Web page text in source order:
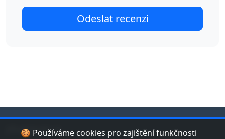
🍪 Používáme cookies pro zajištění funkčnosti
jduplavat.cz